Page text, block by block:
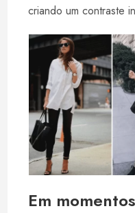
criando um contraste
Em